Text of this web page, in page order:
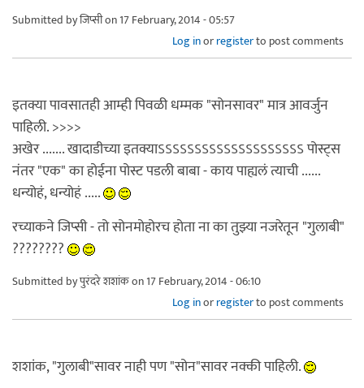
Submitted byजिप्सीon 17 February, 2014 - 05:57
Log inorregisterto post comments
इतक्या पावसातही आम्ही पिवळी धम्मक "सोनसावर" मात्र आवर्जुन
पाहिली. >>>>
अखेर ....... खादाडीच्या इतक्याऽऽऽऽऽऽऽऽऽऽऽऽऽऽऽऽऽऽऽऽ पोस्ट्स
नंतर "एक" का होईना पोस्ट पडली बाबा - काय पाह्यलं त्याची ......
धन्योहं, धन्योहं .....
रच्याकने जिप्सी - तो सोनमोहोरच होता ना का तुझ्या नजरेतून "गुलाबी"
????????
Submitted byपुरंदरे शशांकon 17 February, 2014 - 06:10
Log inorregisterto post comments
शशांक, "गुलाबी"सावर नाही पण "सोन"सावर नक्की पाहिली.